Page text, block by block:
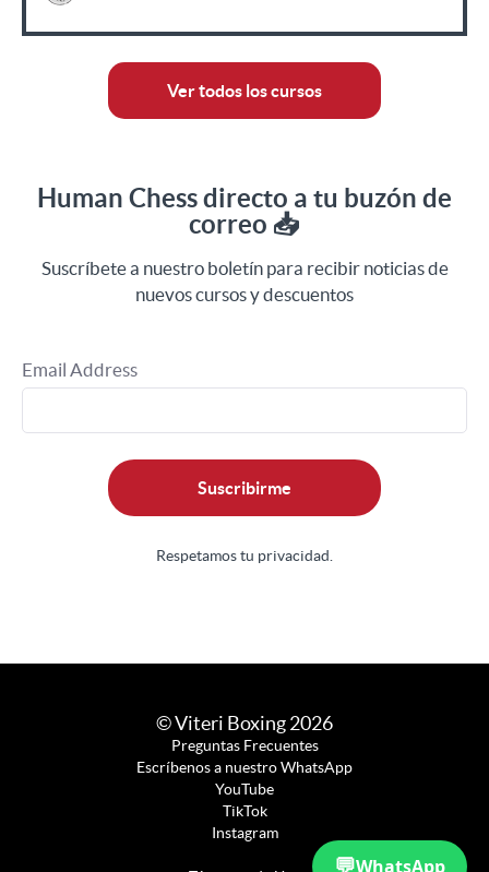
Ver todos los cursos
Human Chess directo a tu buzón de
correo 📥
Suscríbete a nuestro boletín para recibir noticias de
nuevos cursos y descuentos
Email Address
Suscribirme
Respetamos tu privacidad.
© Viteri Boxing 2026
Preguntas Frecuentes
Escríbenos a nuestro WhatsApp
YouTube
TikTok
Instagram
💬WhatsApp